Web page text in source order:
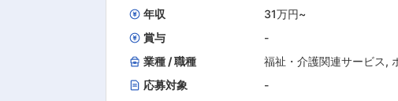
度ケア(歯磨き、お着換え 等) ・就寝中の体位交換、痰吸引など ◇23:00～／ご利用者様就寝 ・定時の体
0～／ご利用者様起床 ◇8:00～／サービス記録、終了 ・直行直帰OK ※担当する件数や、ご利用
＊＊ ここがオススメ！！ ＊＊ 【POINT1：生涯使える介護資格を無料で取得とキャリアパス】 無料で「重度訪問介護従業者養成研修統合
タッフ → サービスリーダー → サービス提供責
年収
31万円~
賞与
-
業種 / 職種
福祉・介護関連サービス,
応募対象
-